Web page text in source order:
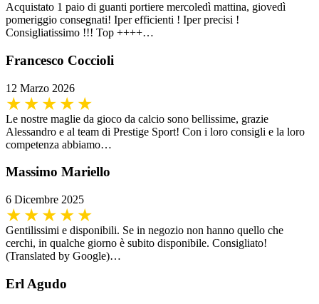
Acquistato 1 paio di guanti portiere mercoledì mattina, giovedì
pomeriggio consegnati! Iper efficienti ! Iper precisi !
Consigliatissimo !!! Top ++++…
Francesco Coccioli
12 Marzo 2026
Le nostre maglie da gioco da calcio sono bellissime, grazie
Alessandro e al team di Prestige Sport! Con i loro consigli e la loro
competenza abbiamo…
Massimo Mariello
6 Dicembre 2025
Gentilissimi e disponibili. Se in negozio non hanno quello che
cerchi, in qualche giorno è subito disponibile. Consigliato!
(Translated by Google)…
Erl Agudo